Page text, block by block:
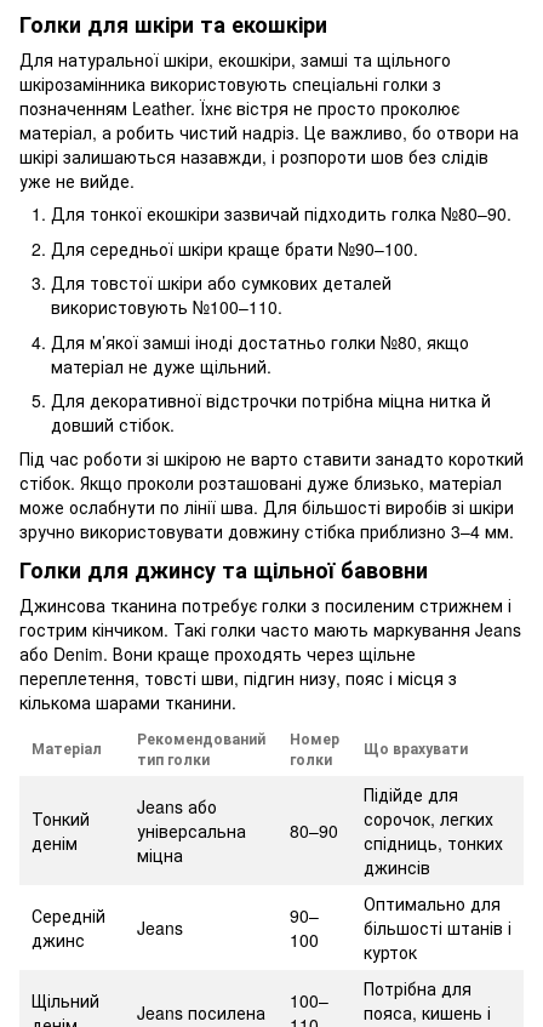
Голки для шкіри та екошкіри
Для натуральної шкіри, екошкіри, замші та щільного
шкірозамінника використовують спеціальні голки з
позначенням Leather. Їхнє вістря не просто проколює
матеріал, а робить чистий надріз. Це важливо, бо отвори на
шкірі залишаються назавжди, і розпороти шов без слідів
уже не вийде.
Для тонкої екошкіри зазвичай підходить голка №80–90.
Для середньої шкіри краще брати №90–100.
Для товстої шкіри або сумкових деталей
використовують №100–110.
Для м’якої замші іноді достатньо голки №80, якщо
матеріал не дуже щільний.
Для декоративної відстрочки потрібна міцна нитка й
довший стібок.
Під час роботи зі шкірою не варто ставити занадто короткий
стібок. Якщо проколи розташовані дуже близько, матеріал
може ослабнути по лінії шва. Для більшості виробів зі шкіри
зручно використовувати довжину стібка приблизно 3–4 мм.
Голки для джинсу та щільної бавовни
Джинсова тканина потребує голки з посиленим стрижнем і
гострим кінчиком. Такі голки часто мають маркування Jeans
або Denim. Вони краще проходять через щільне
переплетення, товсті шви, підгин низу, пояс і місця з
кількома шарами тканини.
Матеріал
Рекомендований
тип голки
Номер
голки
Що врахувати
Тонкий
денім
Jeans або
універсальна
міцна
80–90
Підійде для
сорочок, легких
спідниць, тонких
джинсів
Середній
джинс
Jeans
90–
100
Оптимально для
більшості штанів і
курток
Щільний
Jeans посилена
100–
Потрібна для
пояса, кишень і